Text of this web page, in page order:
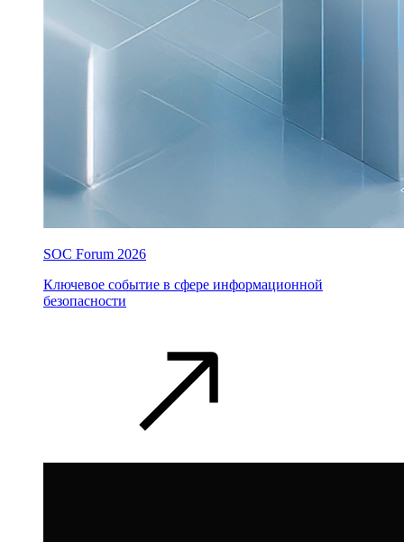
SOC Forum 2026
Ключевое событие в сфере информационной
безопасности